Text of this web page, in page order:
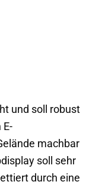
und soll robust
E-
machbar
soll sehr
durch eine